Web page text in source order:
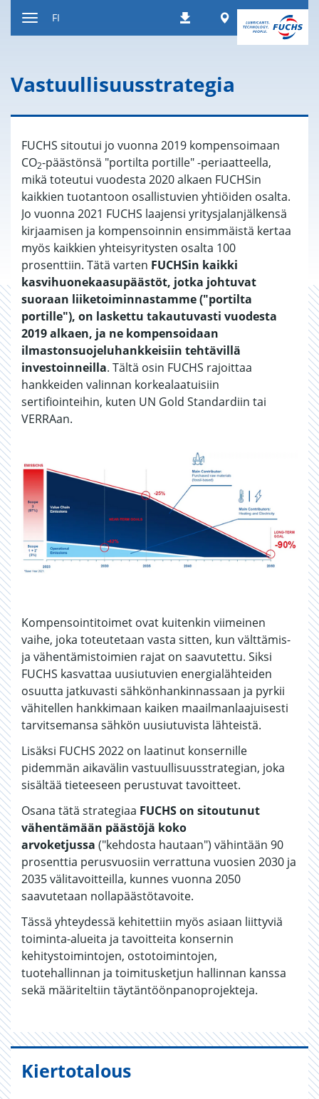
sisältöön
LatauksetWorldwide
FI
Vas­tuul­li­suus­stra­te­gia
FUCHS sitoutui jo vuonna 2019 kompensoimaan
CO2-päästönsä "portilta portille" -periaatteella,
mikä toteutui vuodesta 2020 alkaen FUCHSin
kaikkien tuotantoon osallistuvien yhtiöiden osalta.
Jo vuonna 2021 FUCHS laajensi yritysjalanjälkensä
kirjaamisen ja kompensoinnin ensimmäistä kertaa
myös kaikkien yhteisyritysten osalta 100
prosenttiin. Tätä varten FUCHSin kaikki
kasvihuonekaasupäästöt, jotka johtuvat
suoraan liiketoiminnastamme ("portilta
portille"), on laskettu takautuvasti vuodesta
2019 alkaen, ja ne kompensoidaan
ilmastonsuojeluhankkeisiin tehtävillä
investoinneilla. Tältä osin FUCHS rajoittaa
hankkeiden valinnan korkealaatuisiin
sertifiointeihin, kuten UN Gold Standardiin tai
VERRAan.
Kompensointitoimet ovat kuitenkin viimeinen
vaihe, joka toteutetaan vasta sitten, kun välttämis-
ja vähentämistoimien rajat on saavutettu. Siksi
FUCHS kasvattaa uusiutuvien energialähteiden
osuutta jatkuvasti sähkönhankinnassaan ja pyrkii
vähitellen hankkimaan kaiken maailmanlaajuisesti
tarvitsemansa sähkön uusiutuvista lähteistä.
Lisäksi FUCHS 2022 on laatinut konsernille
pidemmän aikavälin vastuullisuusstrategian, joka
sisältää tieteeseen perustuvat tavoitteet.
Osana tätä strategiaa FUCHS on sitoutunut
vähentämään päästöjä koko
arvoketjussa ("kehdosta hautaan") vähintään 90
prosenttia perusvuosiin verrattuna vuosien 2030 ja
2035 välitavoitteilla, kunnes vuonna 2050
saavutetaan nollapäästötavoite.
Tässä yhteydessä kehitettiin myös asiaan liittyviä
toiminta-alueita ja tavoitteita konsernin
kehitystoimintojen, ostotoimintojen,
tuotehallinnan ja toimitusketjun hallinnan kanssa
sekä määriteltiin täytäntöönpanoprojekteja.
Kiertotalous